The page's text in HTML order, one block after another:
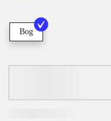
Bog